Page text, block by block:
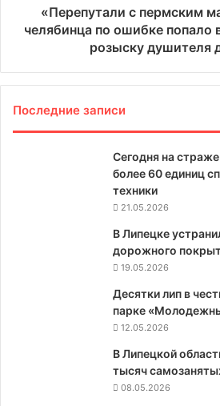
«Перепутали с пермским
челябинца по ошибке попало
розыску душителя
Последние записи
Сегодня на
более 60 единиц
техники
21.05.2026
В Липецке
дорожного
19.05.2026
Десятки лип в
парке
12.05.2026
В Липецкой
тысяч
08.05.2026